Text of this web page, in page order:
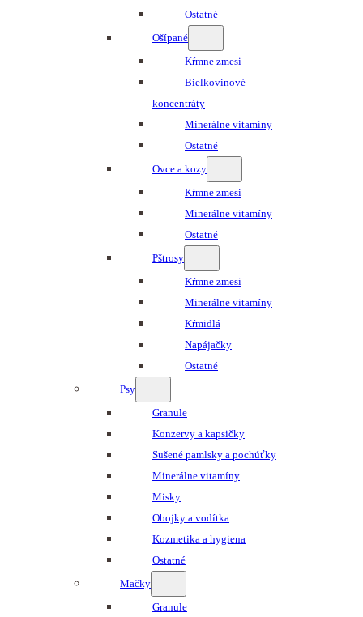
Ostatné
Ošípané
Kŕmne zmesi
Bielkovinové
koncentráty
Minerálne vitamíny
Ostatné
Ovce a kozy
Kŕmne zmesi
Minerálne vitamíny
Ostatné
Pštrosy
Kŕmne zmesi
Minerálne vitamíny
Kŕmidlá
Napájačky
Ostatné
Psy
Granule
Konzervy a kapsičky
Sušené pamlsky a pochúťky
Minerálne vitamíny
Misky
Obojky a vodítka
Kozmetika a hygiena
Ostatné
Mačky
Granule